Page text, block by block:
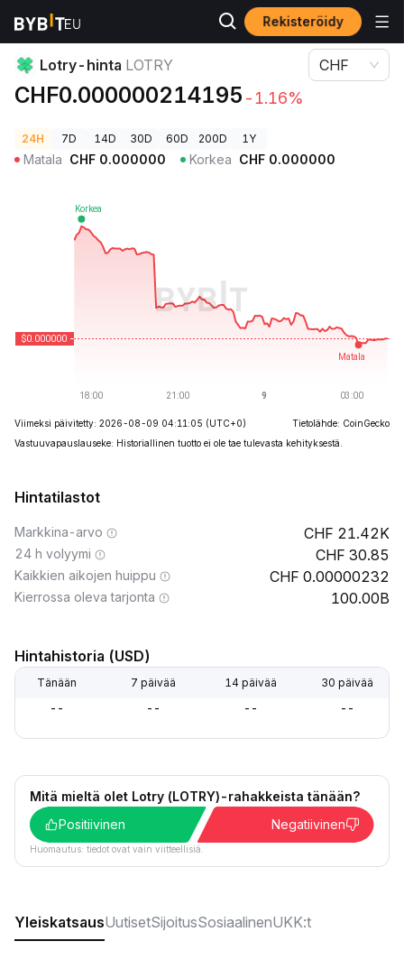
Rekisteröidy
Kryptohinnat
Lotry-hinta LOTRY
CHF0.000000214195 -1.16%
CHF
24H 7D 14D 30D 60D 200D 1Y
Matala CHF 0.000000 Korkea CHF 0.000000
Viimeksi päivitetty: 2026-08-09 04:11:05 (UTC+0)
Tietolähde: CoinGecko
Vastuuvapauslauseke: Historiallinen tuotto ei ole tae tulevasta kehityksestä.
Hintatilastot
Markkina-arvo 21.42K
24 h volyymi 30.85
Kaikkien aikojen huippu 0.00000232
Kierrossa oleva tarjonta 100.00B
Hintahistoria (USD)
Tänään 7 päivää 14 päivää 30 päivää
-- -- -- --
Mitä mieltä olet Lotry (LOTRY)-rahakkeista tänään?
Positiivinen
Negatiivinen
Huomautus: tiedot ovat vain viitteellisiä.
YleiskatsausUutisetSijoitusSosiaalinenUKK:t